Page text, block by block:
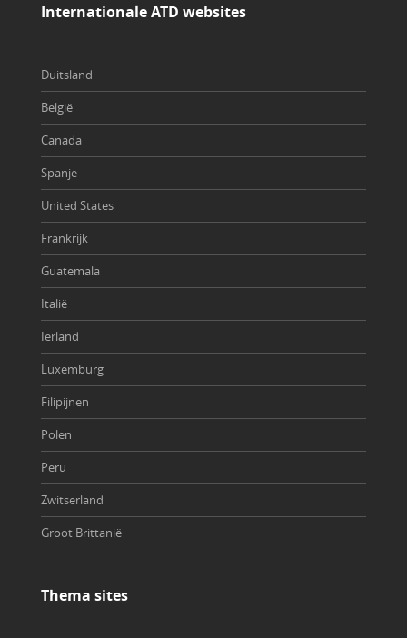
Internationale ATD websites
Duitsland
België
Canada
Spanje
United States
Frankrijk
Guatemala
Italië
Ierland
Luxemburg
Filipijnen
Polen
Peru
Zwitserland
Groot Brittanië
Thema sites